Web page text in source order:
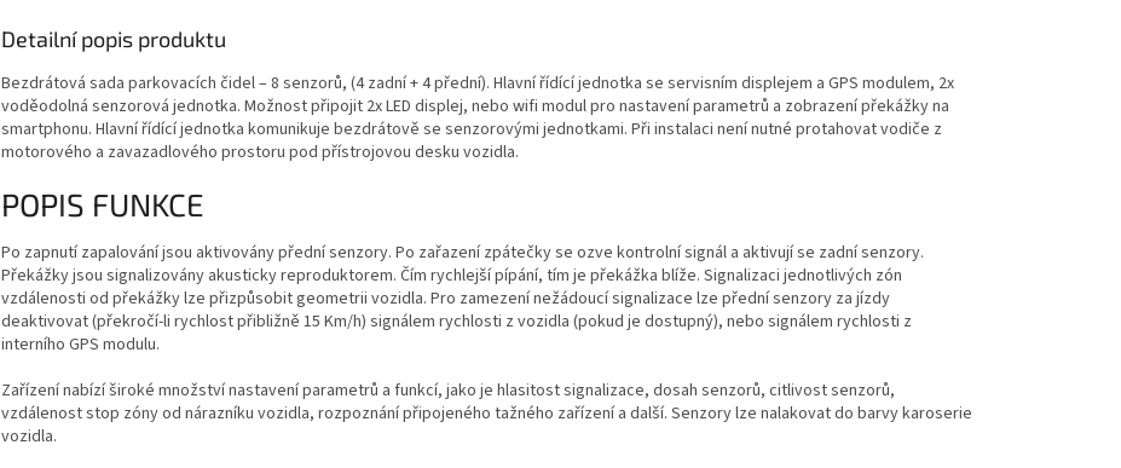
Detailní popis produktu
Bezdrátová sada parkovacích čidel – 8 senzorů, (4 zadní + 4 přední). Hlavní řídící jednotka se servisním displejem a GPS modulem, 2x
voděodolná senzorová jednotka. Možnost připojit 2x LED displej, nebo wifi modul pro nastavení parametrů a zobrazení překážky na
smartphonu. Hlavní řídící jednotka komunikuje bezdrátově se senzorovými jednotkami. Při instalaci není nutné protahovat vodiče z
motorového a zavazadlového prostoru pod přístrojovou desku vozidla.
POPIS FUNKCE
Po zapnutí zapalování jsou aktivovány přední senzory. Po zařazení zpátečky se ozve kontrolní signál a aktivují se zadní senzory.
Překážky jsou signalizovány akusticky reproduktorem. Čím rychlejší pípání, tím je překážka blíže. Signalizaci jednotlivých zón
vzdálenosti od překážky lze přizpůsobit geometrii vozidla. Pro zamezení nežádoucí signalizace lze přední senzory za jízdy
deaktivovat (překročí-li rychlost přibližně 15 Km/h) signálem rychlosti z vozidla (pokud je dostupný), nebo signálem rychlosti z
interního GPS modulu.
Zařízení nabízí široké množství nastavení parametrů a funkcí, jako je hlasitost signalizace, dosah senzorů, citlivost senzorů,
vzdálenost stop zóny od nárazníku vozidla, rozpoznání připojeného tažného zařízení a další. Senzory lze nalakovat do barvy karoserie
vozidla.